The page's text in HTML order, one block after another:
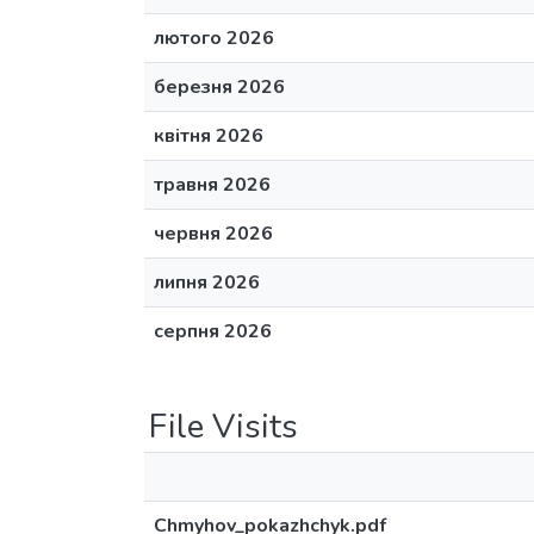
лютого 2026
березня 2026
квітня 2026
травня 2026
червня 2026
липня 2026
серпня 2026
File Visits
Chmyhov_pokazhchyk.pdf